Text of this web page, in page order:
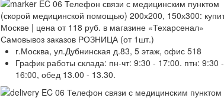
Самовывоз заказов РОЗНИЦА (от 1шт.)
г.Москва, ул.Дубнинская д.83, 5 этаж, офис 518
График работы склада: пн-чт: 9:30 - 17:00. птн: 9:30 -
16:00, обед 13.00 - 13.30.